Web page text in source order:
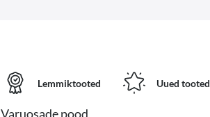
Lemmiktooted Uued tooted
Varuosade pood